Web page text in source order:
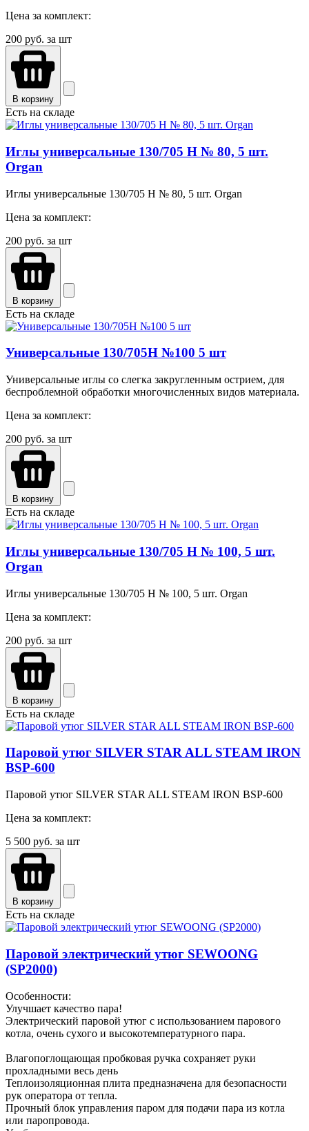
Цена за комплект:
200 руб. за шт
В корзину
Есть на складе
Иглы универсальные 130/705 H № 80, 5 шт.
Organ
Иглы универсальные 130/705 H № 80, 5 шт. Organ
Цена за комплект:
200 руб. за шт
В корзину
Есть на складе
Универсальные 130/705H №100 5 шт
Универсальные иглы со слегка закругленным острием, для
беспроблемной обработки многочисленных видов материала.
Цена за комплект:
200 руб. за шт
В корзину
Есть на складе
Иглы универсальные 130/705 H № 100, 5 шт.
Organ
Иглы универсальные 130/705 H № 100, 5 шт. Organ
Цена за комплект:
200 руб. за шт
В корзину
Есть на складе
Паровой утюг SILVER STAR ALL STEAM IRON
BSP-600
Паровой утюг SILVER STAR ALL STEAM IRON BSP-600
Цена за комплект:
5 500 руб. за шт
В корзину
Есть на складе
Паровой электрический утюг SEWOONG
(SP2000)
Особенности:
Улучшает качество пара!
Электрический паровой утюг с использованием парового
котла, очень сухого и высокотемпературного пара.
Влагопоглощающая пробковая ручка сохраняет руки
прохладными весь день
Теплоизоляционная плита предназначена для безопасности
рук оператора от тепла.
Прочный блок управления паром для подачи пара из котла
или паропровода.